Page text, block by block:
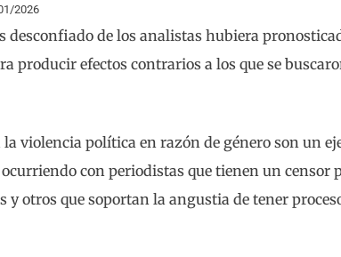
2026
desconfiado de los analistas hubiera
producir efectos contrarios a los que se
violencia política en razón de género son un
ocurriendo con periodistas que tienen un censor
y otros que soportan la angustia de tener